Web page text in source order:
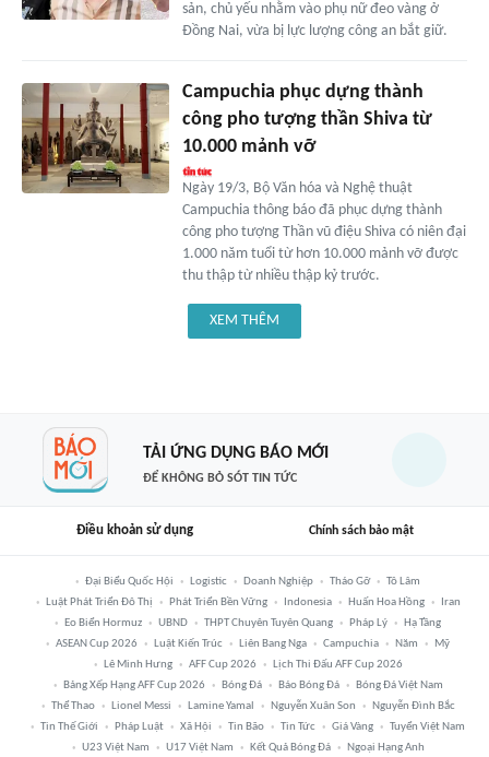
sản, chủ yếu nhằm vào phụ nữ đeo vàng ở
Đồng Nai, vừa bị lực lượng công an bắt giữ.
Campuchia phục dựng thành
công pho tượng thần Shiva từ
10.000 mảnh vỡ
Ngày 19/3, Bộ Văn hóa và Nghệ thuật
Campuchia thông báo đã phục dựng thành
công pho tượng Thần vũ điệu Shiva có niên đại
1.000 năm tuổi từ hơn 10.000 mảnh vỡ được
thu thập từ nhiều thập kỷ trước.
XEM THÊM
TẢI ỨNG DỤNG BÁO MỚI
ĐỂ KHÔNG BỎ SÓT TIN TỨC
Điều khoản sử dụng Chính sách bảo mật
Đại Biểu Quốc Hội Logistic Doanh Nghiệp Tháo Gỡ
Tô Lâm
Luật Phát Triển Đô Thị
Phát Triển Bền Vững Indonesia Huấn Hoa Hồng
Iran
Eo Biển Hormuz
UBND THPT Chuyên Tuyên Quang Pháp Lý
Hạ Tầng
ASEAN Cup 2026
Luật Kiến Trúc Liên Bang Nga Campuchia Năm
Mỹ
Lê Minh Hưng
AFF Cup 2026
Lịch Thi Đấu AFF Cup 2026
Bảng Xếp Hạng AFF Cup 2026
Bóng Đá Báo Bóng Đá
Bóng Đá Việt Nam
Thể Thao
Lionel Messi Lamine Yamal Nguyễn Xuân Son
Nguyễn Đình Bắc
Tin Thế Giới
Pháp Luật Xã Hội Tin Bão Tin Tức Giá Vàng
Tuyển Việt Nam
U23 Việt Nam
U17 Việt Nam Kết Quả Bóng Đá Ngoại Hạng Anh